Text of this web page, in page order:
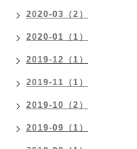
2020-03（2）
2020-01（1）
2019-12（1）
2019-11（1）
2019-10（2）
2019-09（1）